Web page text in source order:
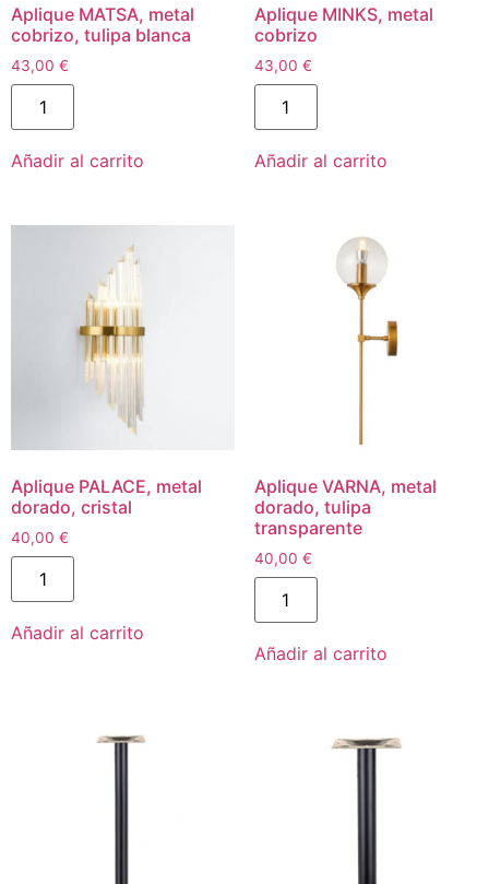
Aplique MATSA, metal
cobrizo, tulipa blanca
43,00 €
Añadir al carrito
Aplique MINKS, metal
cobrizo
43,00 €
Añadir al carrito
Aplique PALACE, metal
dorado, cristal
40,00 €
Añadir al carrito
Aplique VARNA, metal
dorado, tulipa
transparente
40,00 €
Añadir al carrito